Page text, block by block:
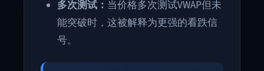
多次测试： 当价格多次测试VWAP但未
能突破时，这被解释为更强的看跌信
号。